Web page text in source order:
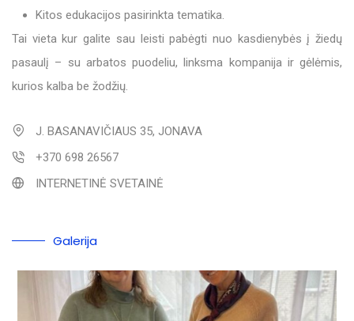
Kitos edukacijos pasirinkta tematika.
Tai vieta kur galite sau leisti pabėgti nuo kasdienybės į žiedų
pasaulį – su arbatos puodeliu, linksma kompanija ir gėlėmis,
kurios kalba be žodžių.
J. BASANAVIČIAUS 35, JONAVA
+370 698 26567
INTERNETINĖ SVETAINĖ
Galerija